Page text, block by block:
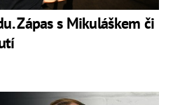
Zápas s Mikuláškem či